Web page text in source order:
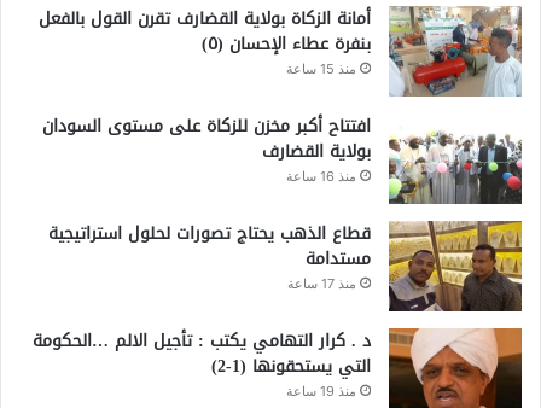
أمانة الزكاة بولاية القضارف تقرن القول بالفعل
بنفرة عطاء الإحسان (٥)
منذ 15 ساعة
افتتاح أكبر مخزن للزكاة على مستوى السودان
بولاية القضارف
منذ 16 ساعة
قطاع الذهب يحتاج تصورات لحلول استراتيجية
مستدامة
منذ 17 ساعة
د . كرار التهامي يكتب : تأجيل الالم …الحكومة
التي يستحقونها (1-2)
منذ 19 ساعة